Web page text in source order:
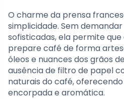
O charme da prensa
simplicidade. Sem
sofisticadas, ela permite
prepare café de forma
óleos e nuances dos grãos
ausência de filtro de papel
naturais do café,
encorpada e aromática.